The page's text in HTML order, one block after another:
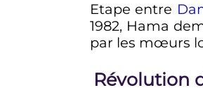
Etape entre
1982, Hama
par les mœurs
Révolution